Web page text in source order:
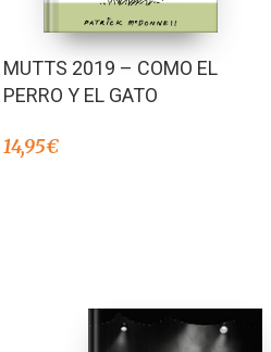
MUTTS 2019 – COMO EL
PERRO Y EL GATO
14,95€